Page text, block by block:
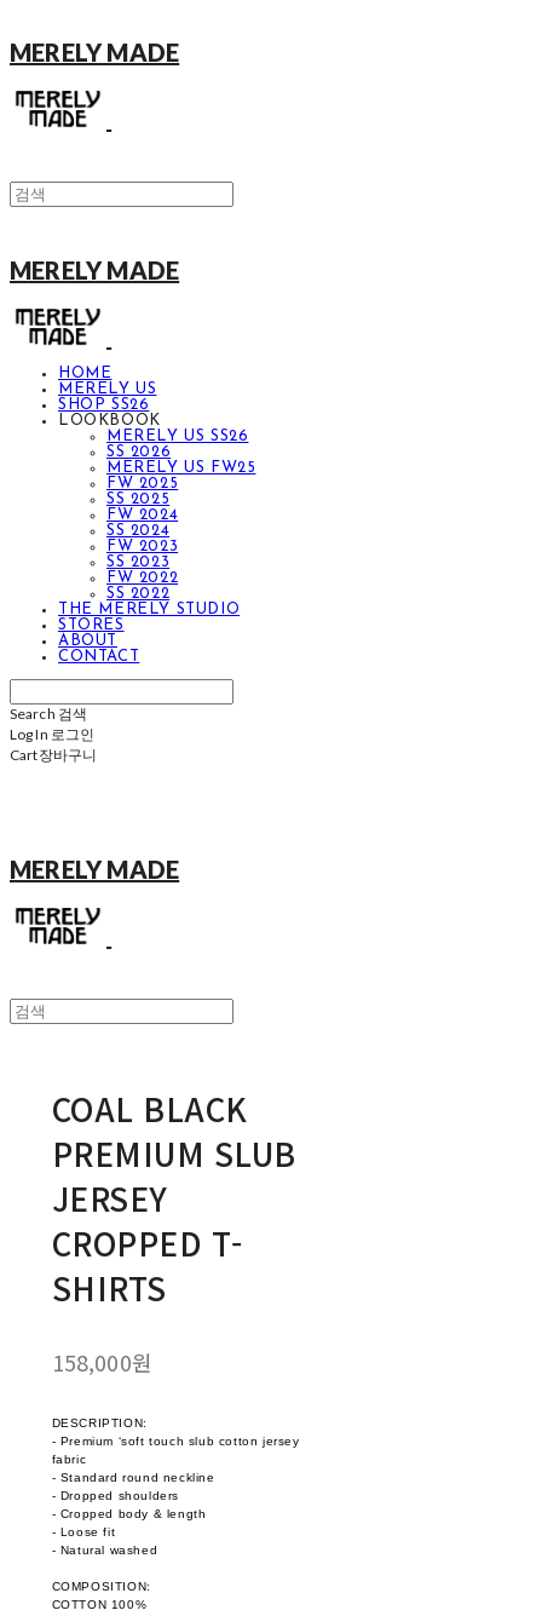
MERELY MADE
MERELY MADE
HOME
MERELY US
SHOP SS26
LOOKBOOK
MERELY US SS26
SS 2026
MERELY US FW25
FW 2025
SS 2025
FW 2024
SS 2024
FW 2023
SS 2023
FW 2022
SS 2022
THE MERELY STUDIO
STORES
ABOUT
CONTACT
Search 검색
Log In 로그인
Cart장바구니
MERELY MADE
COAL BLACK
PREMIUM SLUB
JERSEY
CROPPED T-
SHIRTS
158,000원
DESCRIPTION:
- Premium ‘soft touch slub cotton jersey
fabric
- Standard round neckline
- Dropped shoulders
- Cropped body & length
- Loose fit
- Natural washed
COMPOSITION:
COTTON 100%